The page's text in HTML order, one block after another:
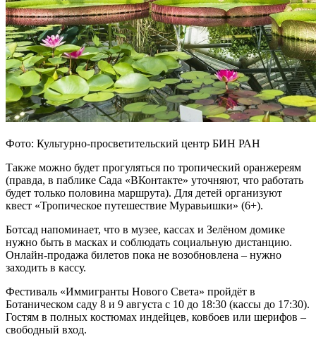
Фото: Культурно-просветительский центр БИН РАН
Также можно будет прогуляться по тропический оранжереям
(правда, в паблике Сада «ВКонтакте» уточняют, что работать
будет только половина маршрута). Для детей организуют
квест «Тропическое путешествие Муравьишки» (6+).
Ботсад напоминает, что в музее, кассах и Зелёном домике
нужно быть в масках и соблюдать социальную дистанцию.
Онлайн-продажа билетов пока не возобновлена – нужно
заходить в кассу.
Фестиваль «Иммигранты Нового Света» пройдёт в
Ботаническом саду 8 и 9 августа с 10 до 18:30 (кассы до 17:30).
Гостям в полных костюмах индейцев, ковбоев или шерифов –
свободный вход.